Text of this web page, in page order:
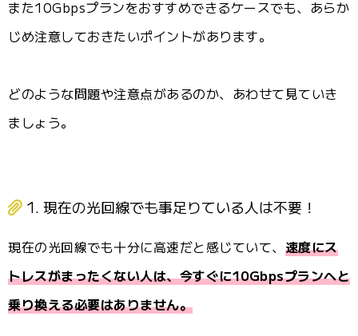
また10Gbpsプランをおすすめできるケースでも、あらか
じめ注意しておきたいポイントがあります。
どのような問題や注意点があるのか、あわせて見ていき
ましょう。
1. 現在の光回線でも事足りている人は不要！
現在の光回線でも十分に高速だと感じていて、 速度にス
トレスがまったくない人は、今すぐに10Gbpsプランへと
乗り換える必要はありません。